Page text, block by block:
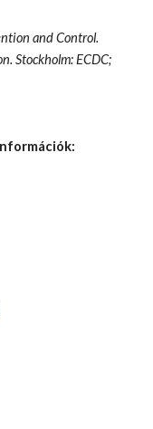
and Control.
Stockholm: ECDC;